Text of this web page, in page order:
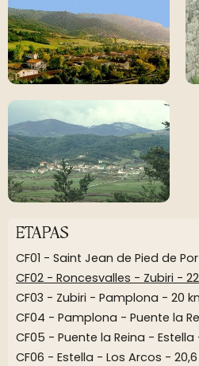
ETAPAS
CF01 - Saint Jean de Pied de
CF02 - Roncesvalles - Zubiri -
CF03 - Zubiri - Pamplona - 20
CF04 - Pamplona - Puente la
CF05 - Puente la Reina - Estella
CF06 - Estella - Los Arcos -